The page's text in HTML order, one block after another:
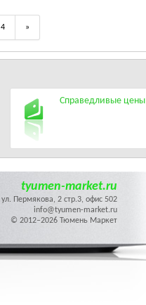
4 »
Справедливые цены
tyumen-market.ru
ул. Пермякова, 2 стр.3, офис 502
info@tyumen-market.ru
© 2012–2026 Тюмень Маркет